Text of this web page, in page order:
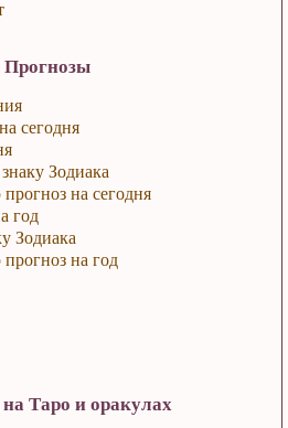
Прогнозы
сегодня
Зодиака
на сегодня
год
Зодиака
на год
Таро и оракулах